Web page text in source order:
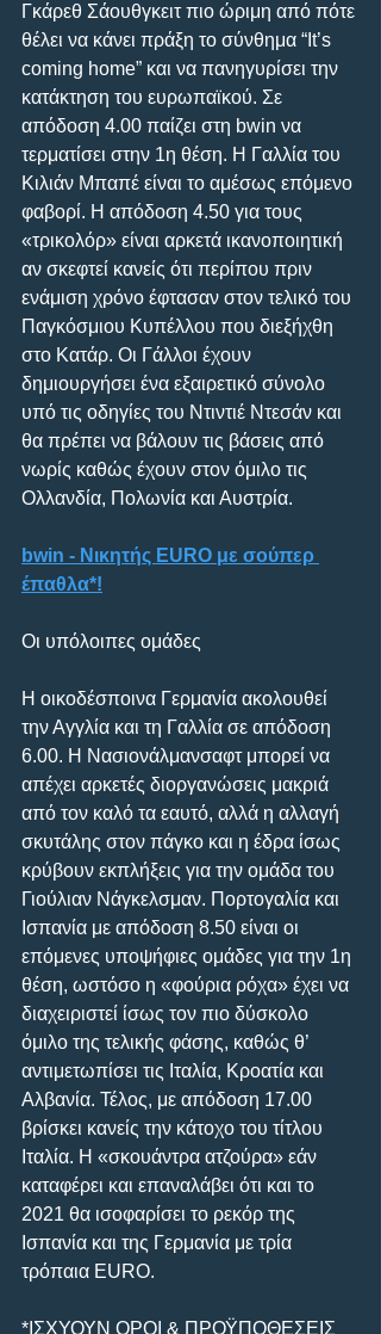
Γκάρεθ Σάουθγκειτ πιο ώριμη από πότε
θέλει να κάνει πράξη το σύνθημα “It’s
coming home” και να πανηγυρίσει την
κατάκτηση του ευρωπαϊκού. Σε
απόδοση 4.00 παίζει στη bwin να
τερματίσει στην 1η θέση. Η Γαλλία του
Κιλιάν Μπαπέ είναι το αμέσως επόμενο
φαβορί. Η απόδοση 4.50 για τους
«τρικολόρ» είναι αρκετά ικανοποιητική
αν σκεφτεί κανείς ότι περίπου πριν
ενάμιση χρόνο έφτασαν στον τελικό του
Παγκόσμιου Κυπέλλου που διεξήχθη
στο Κατάρ. Οι Γάλλοι έχουν
δημιουργήσει ένα εξαιρετικό σύνολο
υπό τις οδηγίες του Ντιντιέ Ντεσάν και
θα πρέπει να βάλουν τις βάσεις από
νωρίς καθώς έχουν στον όμιλο τις
Ολλανδία, Πολωνία και Αυστρία.
bwin - Νικητής EURO με σούπερ
έπαθλα*!
Oι υπόλοιπες ομάδες
Η οικοδέσποινα Γερμανία ακολουθεί
την Αγγλία και τη Γαλλία σε απόδοση
6.00. Η Νασιονάλμανσαφτ μπορεί να
απέχει αρκετές διοργανώσεις μακριά
από τον καλό τα εαυτό, αλλά η αλλαγή
σκυτάλης στον πάγκο και η έδρα ίσως
κρύβουν εκπλήξεις για την ομάδα του
Γιούλιαν Νάγκελσμαν. Πορτογαλία και
Ισπανία με απόδοση 8.50 είναι οι
επόμενες υποψήφιες ομάδες για την 1η
θέση, ωστόσο η «φούρια ρόχα» έχει να
διαχειριστεί ίσως τον πιο δύσκολο
όμιλο της τελικής φάσης, καθώς θ’
αντιμετωπίσει τις Ιταλία, Κροατία και
Αλβανία. Τέλος, με απόδοση 17.00
βρίσκει κανείς την κάτοχο του τίτλου
Ιταλία. Η «σκουάντρα ατζούρα» εάν
καταφέρει και επαναλάβει ότι και το
2021 θα ισοφαρίσει το ρεκόρ της
Ισπανία και της Γερμανία με τρία
τρόπαια EURO.
*ΙΣΧΥΟΥΝ ΟΡΟΙ & ΠΡΟΫΠΟΘΕΣΕΙΣ